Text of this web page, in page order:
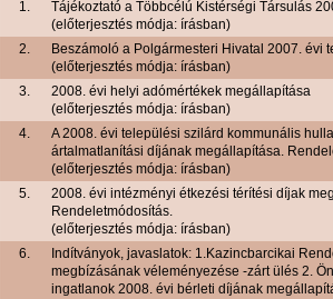
1.
Tájékoztató a Többcélú Kistérségi Társulás
(előterjesztés módja: írásban)
2.
Beszámoló a Polgármesteri Hivatal 2007. évi
(előterjesztés módja: írásban)
3.
2008. évi helyi adómértékek megállapítása
(előterjesztés módja: írásban)
4.
A 2008. évi települési szilárd kommunális
ártalmatlanítási díjának megállapítása.
(előterjesztés módja: írásban)
5.
2008. évi intézményi étkezési térítési díjak
Rendeletmódosítás.
(előterjesztés módja: írásban)
6.
Indítványok, javaslatok: 1.Kazincbarcikai
megbízásának véleményezése -zárt ülés 2.
ingatlanok 2008. évi bérleti díjának